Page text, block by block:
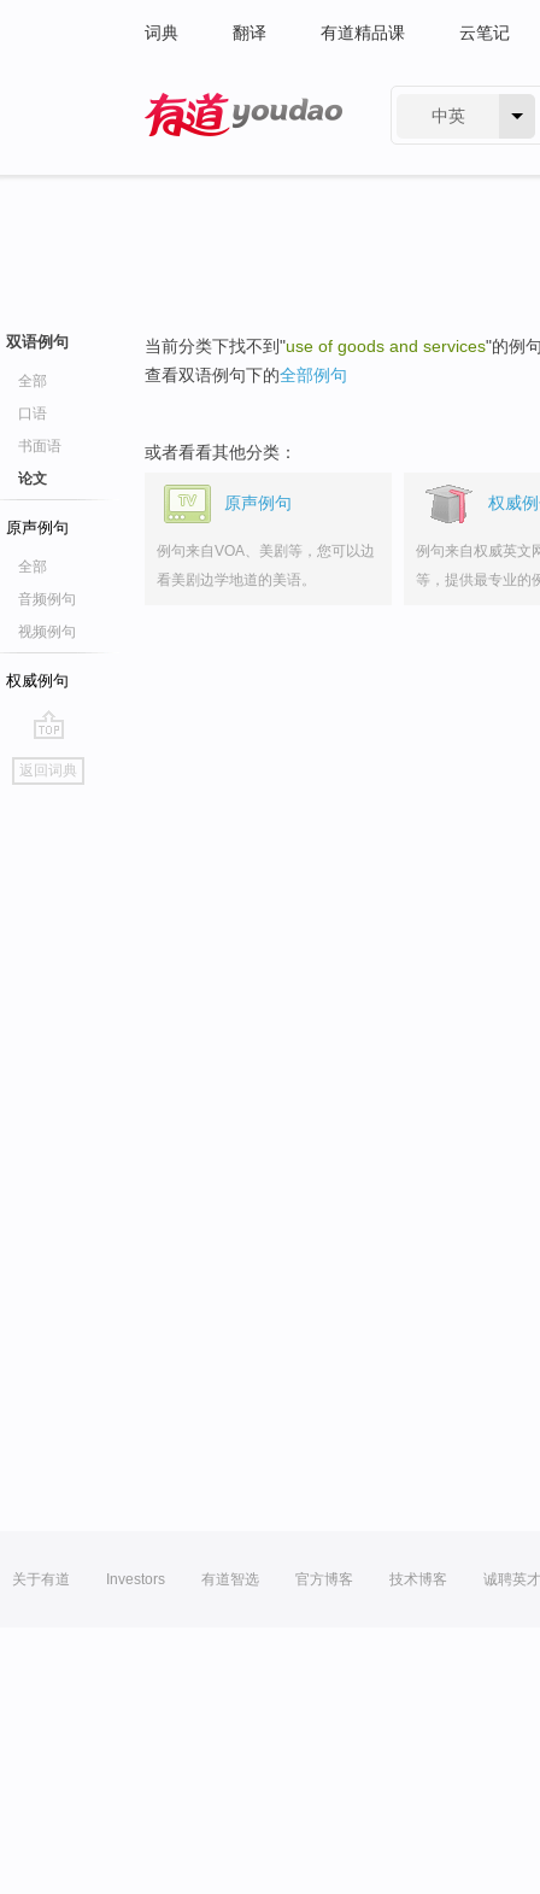
词典 翻译 有道精品课 云笔记
中英
双语例句
全部
口语
书面语
论文
原声例句
全部
音频例句
视频例句
权威例句
go
top
返回词典
当前分类下找不到"use of goods and services"的例
查看双语例句下的全部例句
或者看看其他分类：
原声例句
例句来自VOA、美剧等，您可以边
看美剧边学地道的美语。
权威
例句来自权威英文
等，提供最专业的
关于有道 Investors 有道智选 官方博客 技术博客 诚聘英才